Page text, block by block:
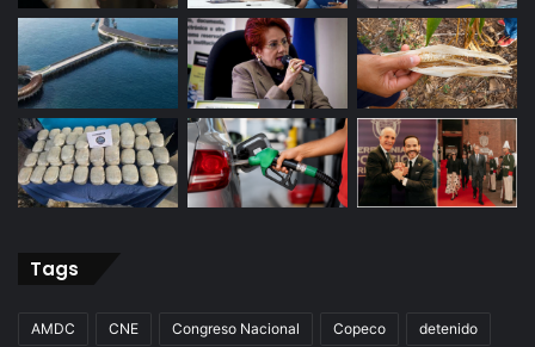
Tags
AMDC CNE Congreso Nacional Copeco detenido